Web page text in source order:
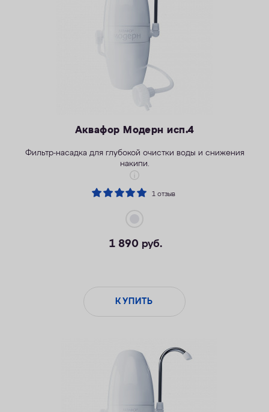
Аквафор Модерн исп.4
Фильтр-насадка для глубокой очистки воды и снижения
накипи.
1 отзыв
1 890 руб.
КУПИТЬ